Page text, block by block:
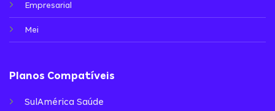
Empresarial
Mei
Planos Compatíveis
SulAmérica Saúde